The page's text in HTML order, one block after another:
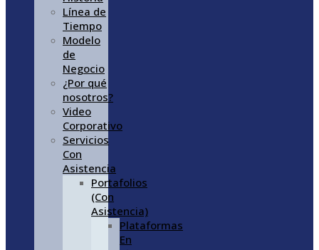
Línea de
Tiempo
Modelo
de
Negocio
¿Por qué
nosotros?
Video
Corporativo
Servicios
Con
Asistencia
Portafolios
(Con
Asistencia)
Plataformas
En